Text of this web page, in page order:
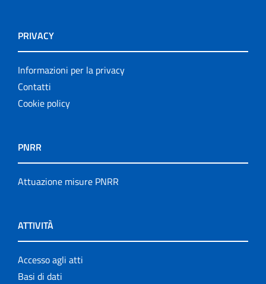
PRIVACY
Informazioni per la privacy
Contatti
Cookie policy
PNRR
Attuazione misure PNRR
ATTIVITÀ
Accesso agli atti
Basi di dati